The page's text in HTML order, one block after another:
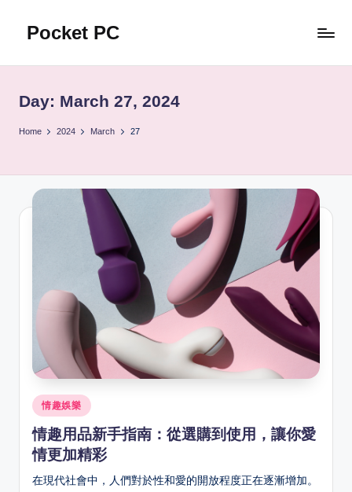
Pocket PC
資
Day: March 27, 2024
Home 2024 March 27
Posted
in
情趣娛樂
情趣用品新手指南：從選購到使用，讓你愛
情更加精彩
在現代社會中，人們對於性和愛的開放程度正在逐漸增加。